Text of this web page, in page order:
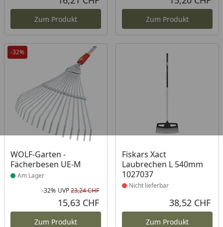
Zum Produkt Zum Produkt
-32%
WOLF-Garten -
Fächerbesen UE-M
Produkt am Lager
Am Lager
Rabatt in Prozent
-32%
Ursprünglicher Preis
UVP23,24 CHF
15,63 CHF
Zum Produkt
Fiskars Xact
Laubrechen L 540mm
1027037
Produkt nicht lieferbar
Nicht lieferbar
38,52 CHF
Zum Produkt